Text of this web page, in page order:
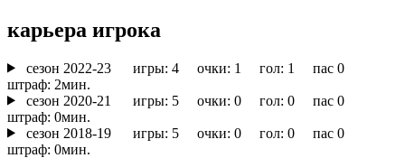
карьера игрока
cезон 2022-23
игры: 4 очки: 1 гол: 1 пас 0
штраф: 2мин.
cезон 2020-21
игры: 5 очки: 0 гол: 0 пас 0
штраф: 0мин.
cезон 2018-19
игры: 5 очки: 0 гол: 0 пас 0
штраф: 0мин.